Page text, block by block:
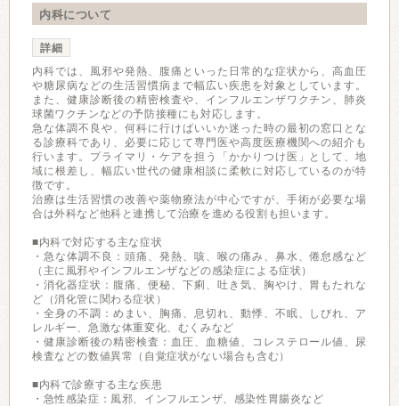
内科について
詳細
内科では、風邪や発熱、腹痛といった日常的な症状から、高血圧
や糖尿病などの生活習慣病まで幅広い疾患を対象としています。
また、健康診断後の精密検査や、インフルエンザワクチン、肺炎
球菌ワクチンなどの予防接種にも対応します。
急な体調不良や、何科に行けばいいか迷った時の最初の窓口とな
る診療科であり、必要に応じて専門医や高度医療機関への紹介も
行います。プライマリ・ケアを担う「かかりつけ医」として、地
域に根差し、幅広い世代の健康相談に柔軟に対応しているのが特
徴です。
治療は生活習慣の改善や薬物療法が中心ですが、手術が必要な場
合は外科など他科と連携して治療を進める役割も担います。
■内科で対応する主な症状
・急な体調不良：頭痛、発熱、咳、喉の痛み、鼻水、倦怠感など
（主に風邪やインフルエンザなどの感染症による症状）
・消化器症状：腹痛、便秘、下痢、吐き気、胸やけ、胃もたれな
ど（消化管に関わる症状）
・全身の不調：めまい、胸痛、息切れ、動悸、不眠、しびれ、ア
レルギー、急激な体重変化、むくみなど
・健康診断後の精密検査：血圧、血糖値、コレステロール値、尿
検査などの数値異常（自覚症状がない場合も含む）
■内科で診療する主な疾患
・急性感染症：風邪、インフルエンザ、感染性胃腸炎など